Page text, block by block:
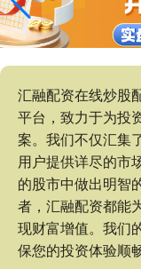
汇融配资在线炒股
平台，致力于为投
案。我们不仅汇集
用户提供详尽的市
的股市中做出明智
者，汇融配资都能
现财富增值。我们
保您的投资体验顺